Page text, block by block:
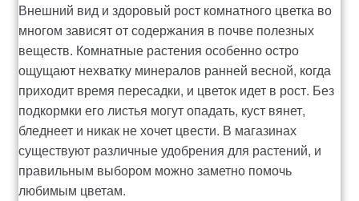
Внешний вид и здоровый рост комнатного цветка во
многом зависят от содержания в почве полезных
веществ. Комнатные растения особенно остро
ощущают нехватку минералов ранней весной, когда
приходит время пересадки, и цветок идет в рост. Без
подкормки его листья могут опадать, куст вянет,
бледнеет и никак не хочет цвести. В магазинах
существуют различные удобрения для растений, и
правильным выбором можно заметно помочь
любимым цветам.